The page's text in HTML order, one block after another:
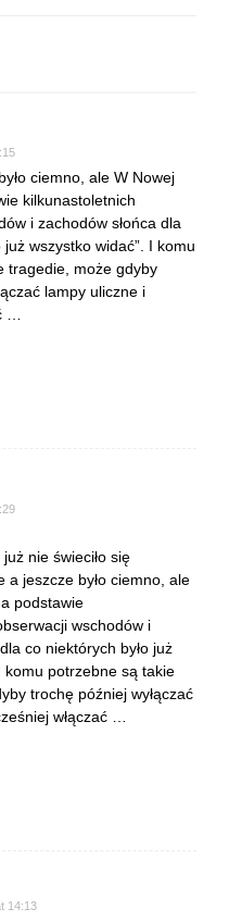
ciemno, ale W Nowej
kilkunastoletnich
i zachodów słońca dla
już wszystko widać”. I komu
tragedie, może gdyby
lampy uliczne i
…
nie świeciło się
a jeszcze było ciemno, ale
podstawie
wschodów i
co niektórych było już
komu potrzebne są takie
trochę później wyłączać
włączać …
14:13